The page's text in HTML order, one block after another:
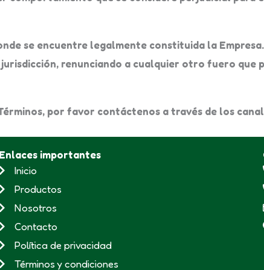
se encuentre legalmente constituida la
renunciando a cualquier otro fuero que
por favor contáctenos a través de los
Enlaces importantes
Inicio
Productos
Nosotros
Contacto
Política de privacidad
Términos y condiciones